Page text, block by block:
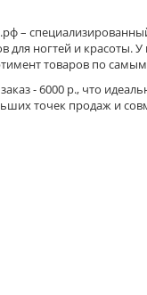
–
для ногтей и красоты. У
товаров по
- 6000 р., что
точек продаж и